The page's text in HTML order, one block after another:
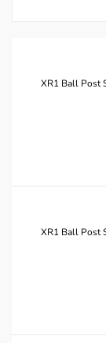
XR1 Ball Post
XR1 Ball Post